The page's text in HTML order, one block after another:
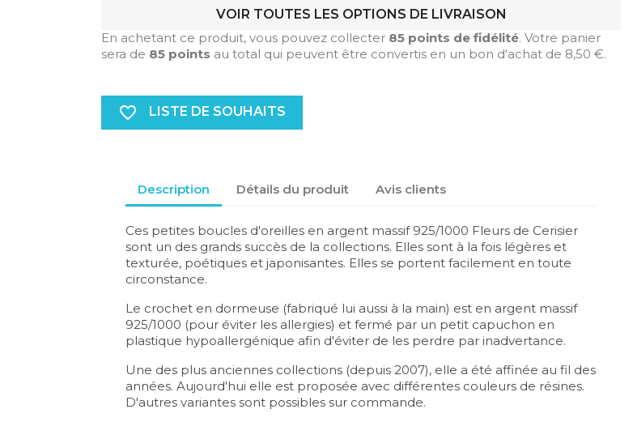
VOIR TOUTES LES OPTIONS DE LIVRAISON
En achetant ce produit, vous pouvez collecter 85 points de fidélité. Votre panier
sera de 85 points au total qui peuvent être convertis en un bon d'achat de 8,50 €.
favorite_border LISTE DE SOUHAITS
Description Détails du produit Avis clients
Ces petites boucles d'oreilles en argent massif 925/1000 Fleurs de Cerisier
sont un des grands succès de la collections. Elles sont à la fois légères et
texturée, poétiques et japonisantes. Elles se portent facilement en toute
circonstance.
Le crochet en dormeuse (fabriqué lui aussi à la main) est en argent massif
925/1000 (pour éviter les allergies) et fermé par un petit capuchon en
plastique hypoallergénique afin d'éviter de les perdre par inadvertance.
Une des plus anciennes collections (depuis 2007), elle a été affinée au fil des
années. Aujourd'hui elle est proposée avec différentes couleurs de résines.
D'autres variantes sont possibles sur commande.